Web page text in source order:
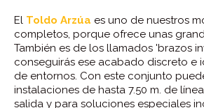
El Toldo Arzúa es uno de nuestros
completos, porque ofrece unas
También es de los llamados 'brazos
conseguirás ese acabado discreto e
de entornos. Con este conjunto
instalaciones de hasta 7.50 m. de
salida y para soluciones especiales